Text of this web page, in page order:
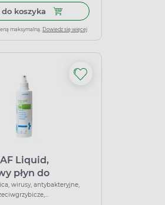
roztwór, 500 ml
koszyka Dodaj do koszyka Spirytus
maksymalną. Dowiedz się więcej
Liquid,
płyn do
atomizer, 250
wirusy, antybakteryjne,